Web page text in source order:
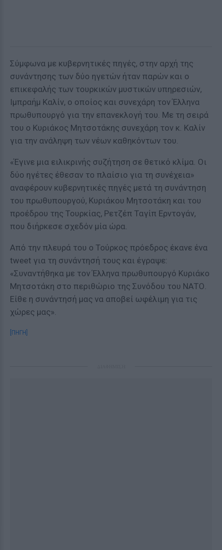
Σύμφωνα με κυβερνητικές πηγές, στην αρχή της
συνάντησης των δύο ηγετών ήταν παρών και ο
επικεφαλής των τουρκικών μυστικών υπηρεσιών,
Ιμπραήμ Καλίν, ο οποίος και συνεχάρη τον Έλληνα
πρωθυπουργό για την επανεκλογή του. Με τη σειρά
του ο Κυριάκος Μητσοτάκης συνεχάρη τον κ. Καλίν
για την ανάληψη των νέων καθηκόντων του.
«Έγινε μια ειλικρινής συζήτηση σε θετικό κλίμα. Οι
δύο ηγέτες έθεσαν το πλαίσιο για τη συνέχεια»
αναφέρουν κυβερνητικές πηγές μετά τη συνάντηση
του πρωθυπουργού, Κυριάκου Μητσοτάκη και του
προέδρου της Τουρκίας, Ρετζέπ Ταγίπ Ερντογάν,
που διήρκεσε σχεδόν μία ώρα.
Από την πλευρά του ο Τούρκος πρόεδρος έκανε ένα
tweet για τη συνάντησή τους και έγραψε:
«Συναντήθηκα με τον Έλληνα πρωθυπουργό Κυριάκο
Μητσοτάκη στο περιθώριο της Συνόδου του ΝΑΤΟ.
Είθε η συνάντησή μας να αποβεί ωφέλιμη για τις
χώρες μας».
[ΠΗΓΗ]